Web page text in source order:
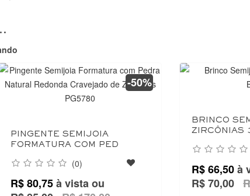
PINGENTE SEMIJOIA
FORMATURA COM PED
(0)
R$ 80,75à vista ou
-50%
BRINCO
ZIRCÔNIAS
R$ 66,50à
R$ 70,00